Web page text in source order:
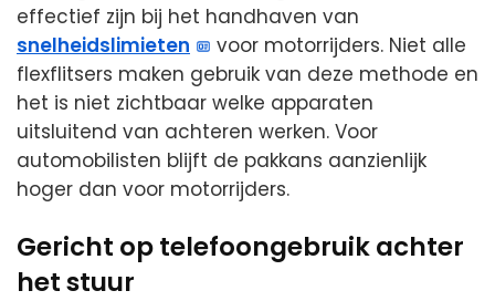
effectief zijn bij het handhaven van
snelheidslimieten
voor motorrijders. Niet alle
flexflitsers maken gebruik van deze methode en
het is niet zichtbaar welke apparaten
uitsluitend van achteren werken. Voor
automobilisten blijft de pakkans aanzienlijk
hoger dan voor motorrijders.
Gericht op telefoongebruik achter
het stuur